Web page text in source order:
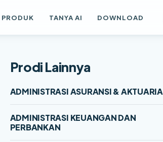
PRODUK TANYA AI DOWNLOAD
Prodi Lainnya
ADMINISTRASI ASURANSI & AKTUARIA
ADMINISTRASI KEUANGAN DAN
PERBANKAN